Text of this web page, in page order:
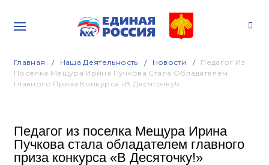
Главная Наша Деятельность Новости
Педагог Из
Поселка Мещура Ирина Пучкова Стала Обладателем
Главного Приза Конкурса «В Десяточку!»
Педагог из поселка Мещура Ирина
Пучкова стала обладателем главного
приза конкурса «В Десяточку!»